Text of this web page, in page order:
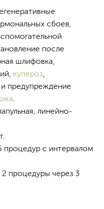
сбоев,
после
шлифовка,
купероз
предупреждение
линейно-
процедур с интервалом
2 процедуры через 3